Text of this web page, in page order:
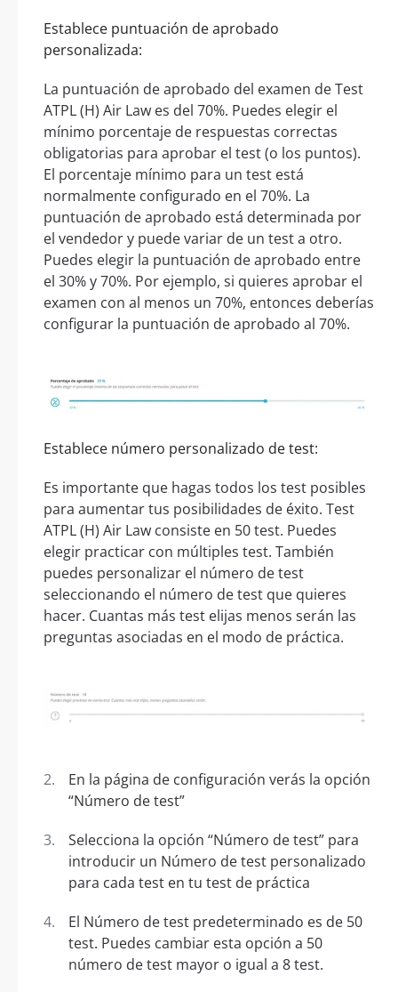
Establece puntuación de aprobado
personalizada:
La puntuación de aprobado del examen de Test
ATPL (H) Air Law es del 70%. Puedes elegir el
mínimo porcentaje de respuestas correctas
obligatorias para aprobar el test (o los puntos).
El porcentaje mínimo para un test está
normalmente configurado en el 70%. La
puntuación de aprobado está determinada por
el vendedor y puede variar de un test a otro.
Puedes elegir la puntuación de aprobado entre
el 30% y 70%. Por ejemplo, si quieres aprobar el
examen con al menos un 70%, entonces deberías
configurar la puntuación de aprobado al 70%.
Establece número personalizado de test:
Es importante que hagas todos los test posibles
para aumentar tus posibilidades de éxito. Test
ATPL (H) Air Law consiste en 50 test. Puedes
elegir practicar con múltiples test. También
puedes personalizar el número de test
seleccionando el número de test que quieres
hacer. Cuantas más test elijas menos serán las
preguntas asociadas en el modo de práctica.
En la página de configuración verás la opción
“Número de test”
Selecciona la opción “Número de test” para
introducir un Número de test personalizado
para cada test en tu test de práctica
El Número de test predeterminado es de 50
test. Puedes cambiar esta opción a 50
número de test mayor o igual a 8 test.